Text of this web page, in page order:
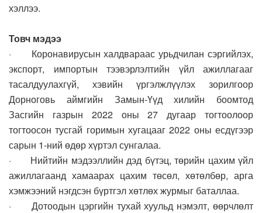
хэллээ.
Товч мэдээ
· Коронавирусын халдвараас урьдчилан сэргийлэх,
экспорт, импортын тээвэрлэлтийн үйл ажиллагааг
тасалдуулахгүй, хэвийн үргэлжлүүлэх зорилгоор
Дорноговь аймгийн Замын-Үүд хилийн боомтод
Засгийн газрын 2022 оны 27 дугаар тогтоолоор
тогтоосон тусгай горимын хугацааг 2022 оны есдүгээр
сарын 1-ний өдөр хүртэл сунгалаа.
· Нийтийн мэдээллийн дэд бүтэц, төрийн цахим үйл
ажиллагаанд хамаарах цахим төсөл, хөтөлбөр, арга
хэмжээний нэгдсэн бүртгэл хөтлөх журмыг баталлаа.
· Дотоодын цэргийн тухай хуульд нэмэлт, өөрчлөлт